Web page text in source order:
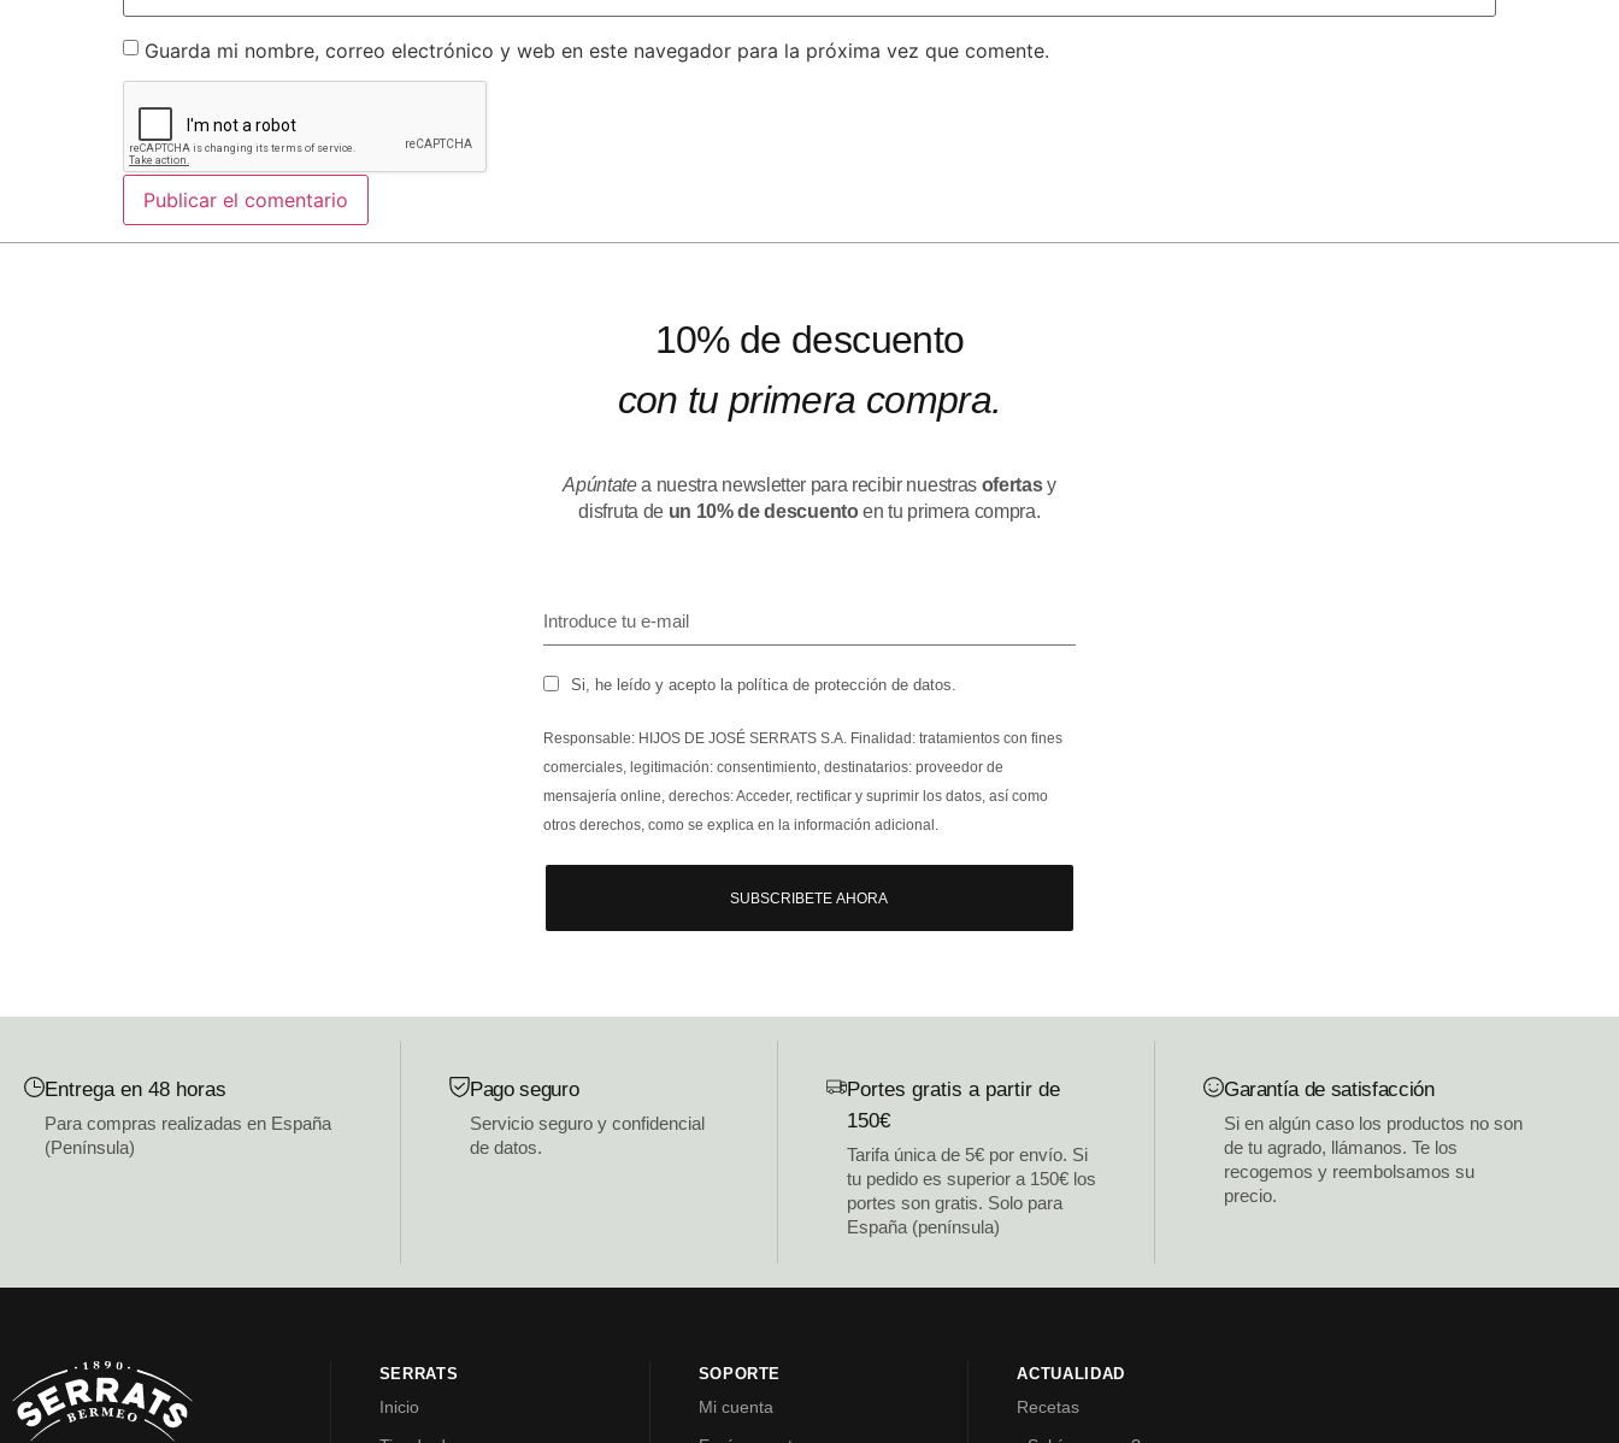
Guarda mi nombre, correo electrónico y web en este navegador para la próxima vez que comente.
10% de descuento
con tu primera compra.
Apúntatea nuestra newsletter para recibir nuestras ofertasy
disfruta de un 10% de descuentoen tu primera compra.
Si, he leído y acepto la política de protección de datos.
Responsable: HIJOS DE JOSÉ SERRATS S.A. Finalidad: tratamientos con fines
comerciales, legitimación: consentimiento, destinatarios: proveedor de
mensajería online, derechos: Acceder, rectificar y suprimir los datos, así como
otros derechos, como se explica en la información adicional.
SUBSCRIBETE AHORA
Entrega en 48 horas
Para compras realizadas en España
(Península)
Pago seguro
Servicio seguro y confidencial
de datos.
Portes gratis a partir de
150€
Tarifa única de 5€ por envío. Si
tu pedido es superior a 150€ los
portes son gratis. Solo para
España (península)
Garantía de satisfacción
Si en algún caso los productos no son
de tu agrado, llámanos. Te los
recogemos y reembolsamos su
precio.
SERRATS
Inicio
SOPORTE
Mi cuenta
ACTUALIDAD
Recetas